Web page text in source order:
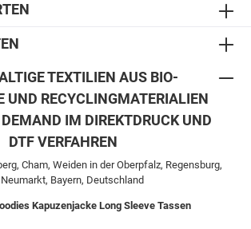
TEXTILIEN AUS BIO-
UND RECYCLINGMATERIALIEN
IM DIREKTDRUCK UND
DTF VERFAHREN
Cham, Weiden in der Oberpfalz, Regensburg,
Neumarkt, Bayern, Deutschland
Kapuzenjacke Long Sleeve Tassen